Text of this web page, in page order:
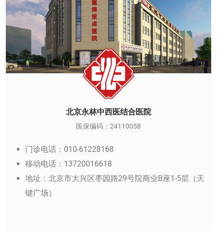
北京永林中西医结合医院
医保编码：24110058
门诊电话：010-61228168
移动电话：13720016618
地址：北京市大兴区枣园路29号院商业B座1-5层（天
键广场）